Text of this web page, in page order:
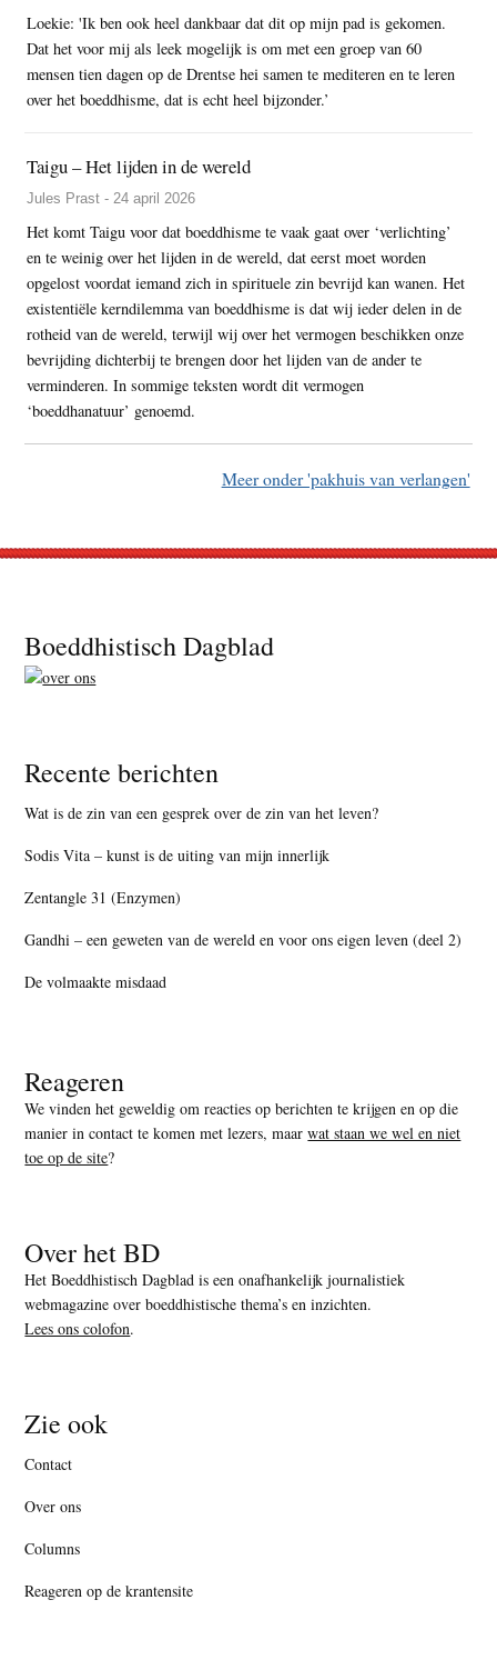
Loekie: 'Ik ben ook heel dankbaar dat dit op mijn pad is gekomen.
Dat het voor mij als leek mogelijk is om met een groep van 60
mensen tien dagen op de Drentse hei samen te mediteren en te leren
over het boeddhisme, dat is echt heel bijzonder.’
Taigu – Het lijden in de wereld
Jules Prast - 24 april 2026
Het komt Taigu voor dat boeddhisme te vaak gaat over ‘verlichting’
en te weinig over het lijden in de wereld, dat eerst moet worden
opgelost voordat iemand zich in spirituele zin bevrijd kan wanen. Het
existentiële kerndilemma van boeddhisme is dat wij ieder delen in de
rotheid van de wereld, terwijl wij over het vermogen beschikken onze
bevrijding dichterbij te brengen door het lijden van de ander te
verminderen. In sommige teksten wordt dit vermogen
‘boeddhanatuur’ genoemd.
Meer onder 'pakhuis van verlangen'
Footer
Boeddhistisch Dagblad
Recente berichten
Wat is de zin van een gesprek over de zin van het leven?
Sodis Vita – kunst is de uiting van mijn innerlijk
Zentangle 31 (Enzymen)
Gandhi – een geweten van de wereld en voor ons eigen leven (deel 2)
De volmaakte misdaad
Reageren
We vinden het geweldig om reacties op berichten te krijgen en op die
manier in contact te komen met lezers, maarwat staan we wel en niet
toe op de site?
Over het BD
Het Boeddhistisch Dagblad is een onafhankelijk journalistiek
webmagazine over boeddhistische thema’s en inzichten.
Lees ons colofon.
Zie ook
Contact
Over ons
Columns
Reageren op de krantensite